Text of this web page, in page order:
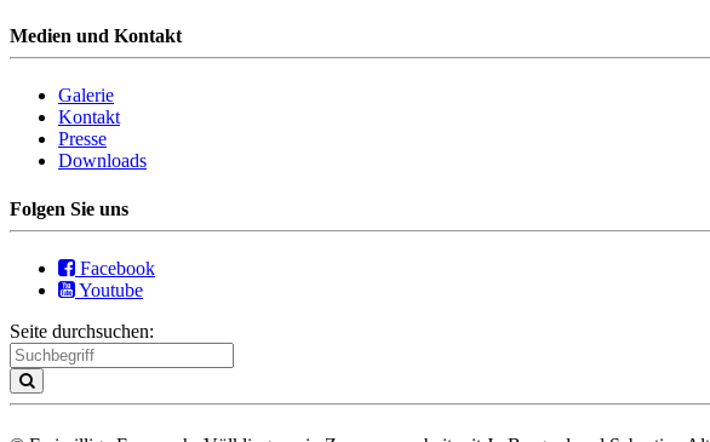
Medien und Kontakt
Galerie
Kontakt
Presse
Downloads
Folgen Sie uns
Facebook
Youtube
Seite durchsuchen: